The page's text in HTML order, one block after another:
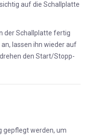
auf die Schallplatte
der Schallplatte fertig
lassen ihn wieder auf
den Start/Stopp-
gepflegt werden, um